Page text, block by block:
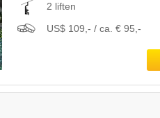
2 liften
US$ 109,- / ca. € 95,-